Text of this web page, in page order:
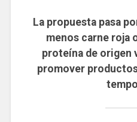
La propuesta pasa
menos carne roja
proteína de origen
promover